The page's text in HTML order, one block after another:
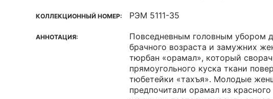
КОЛЛЕКЦИОННЫЙ НОМЕР: РЭМ 5111-35
АННОТАЦИЯ:
Повседневным головным убором
брачного возраста и замужних
тюрбан «орамал», который
прямоугольного куска ткани
тюбетейки «тахъя». Молодые
предпочитали орамал из